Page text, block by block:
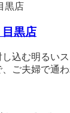
黒店
込む明るい
ご夫婦で通